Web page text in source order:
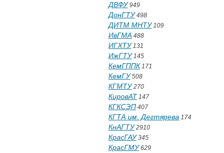
ДВФУ949
ДонГТУ498
ДИТМ МНТУ109
ИвГМА 488
ИГХТУ131
ИжГТУ145
КемГППК 171
КемГУ508
КГМТУ270
КировАТ 147
КГКСЭП 407
КГТА им. Дегтярева 174
КнАГТУ2910
КрасГАУ345
КрасГМУ629